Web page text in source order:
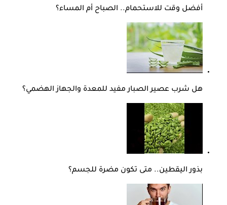
أفضل وقت للاستحمام.. الصباح أم المساء؟
هل شرب عصير الصبار مفيد للمعدة والجهاز الهضمي؟
بذور اليقطين.. متى تكون مضرة للجسم؟